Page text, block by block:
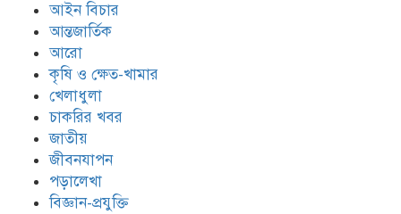
আইন বিচার
আন্তজার্তিক
আরো
কৃষি ও ক্ষেত-খামার
খেলাধুলা
চাকরির খবর
জাতীয়
জীবনযাপন
পড়ালেখা
বিজ্ঞান-প্রযুক্তি